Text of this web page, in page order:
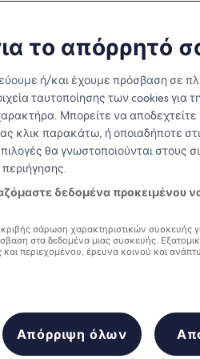
για κάθε
που πραγματοποιείτε
7 Αυγ - 9 Αυγ
Fushi με μια
το απόρρητό
ή/και έχουμε πρόσβαση σε
ταυτοποίησης των cookies για
Μπορείτε να αποδεχτείτε
κλικ παρακάτω, ή οποιαδήποτε
θα γνωστοποιούνται στους
δεδομένα προκειμένου
σάρωση χαρακτηριστικών συσκευής
στα δεδομένα μιας συσκευής.
περιεχομένου, έρευνα κοινού και
Απόρριψη όλων